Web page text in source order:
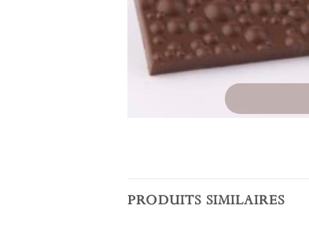
PRODUITS SIMILAIRES